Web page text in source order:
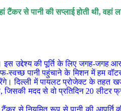
से पानी की सप्लाई होती थी, वहां
उद्देश्य की पूर्ति के लिए जगह-जगह
पानी पहुंचाने के मिशन में हम
दिल्ली में पायलट प्रोजेक्ट के
मदद से वो प्रतिदिन 20 लीटर